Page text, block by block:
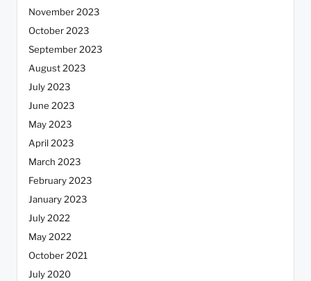
November 2023
October 2023
September 2023
August 2023
July 2023
June 2023
May 2023
April 2023
March 2023
February 2023
January 2023
July 2022
May 2022
October 2021
July 2020